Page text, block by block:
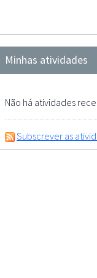
Minhas atividades
Não há atividades
Subscrever as